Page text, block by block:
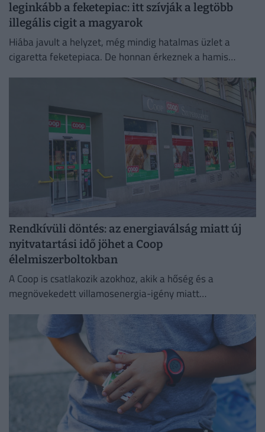
leginkább a feketepiac: itt szívják a legtöbb
illegális cigit a magyarok
Hiába javult a helyzet, még mindig hatalmas üzlet a
cigaretta feketepiaca. De honnan érkeznek a hamis
Rendkívüli döntés: az energiaválság miatt új
nyitvatartási idő jöhet a Coop
élelmiszerboltokban
A Coop is csatlakozik azokhoz, akik a hőség és a
megnövekedett villamosenergia-igény miatt